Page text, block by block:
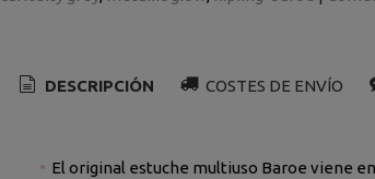
DESCRIPCIÓN COSTES DE ENVÍO
El original estuche multiuso Baroe viene